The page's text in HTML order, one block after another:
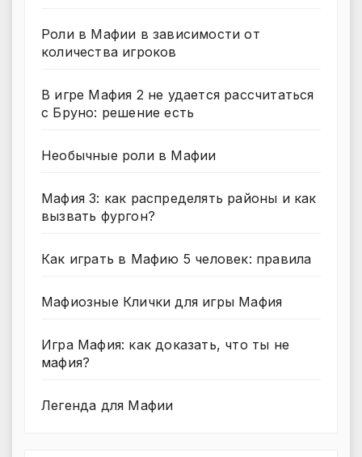
Роли в Мафии в зависимости от
количества игроков
В игре Мафия 2 не удается рассчитаться
с Бруно: решение есть
Необычные роли в Мафии
Мафия 3: как распределять районы и как
вызвать фургон?
Как играть в Мафию 5 человек: правила
Мафиозные Клички для игры Мафия
Игра Мафия: как доказать, что ты не
мафия?
Легенда для Мафии